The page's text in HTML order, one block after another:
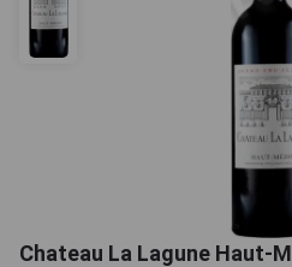
Chateau La Lagune Haut-